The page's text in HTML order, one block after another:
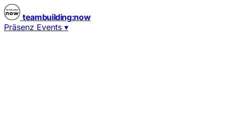
teambuilding:now
Präsenz Events ▾